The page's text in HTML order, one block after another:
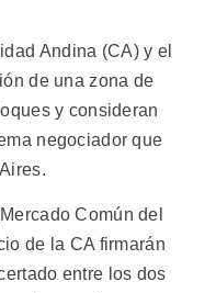
Andina (CA) y el
de una zona de
y consideran
negociador que
Común del
de la CA firmarán
entre los dos